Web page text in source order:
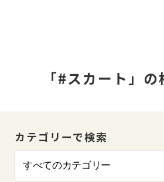
「#スカート」
カテゴリーで検索